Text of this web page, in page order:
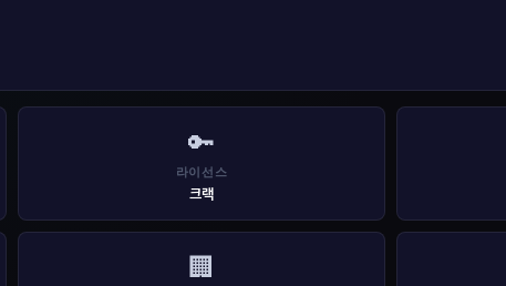
🔑
라이선스
크랙
🏢